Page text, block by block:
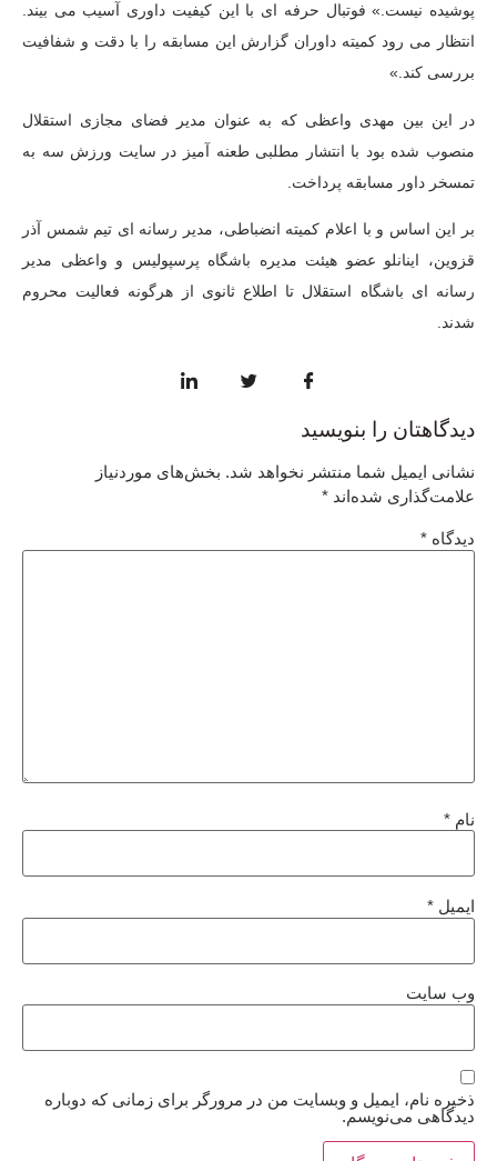
پوشیده نیست.» فوتبال حرفه ای با این کیفیت داوری آسیب می بیند.
انتظار می رود کمیته داوران گزارش این مسابقه را با دقت و شفافیت
بررسی کند.»
در این بین مهدی واعظی که به عنوان مدیر فضای مجازی استقلال
منصوب شده بود با انتشار مطلبی طعنه آمیز در سایت ورزش سه به
تمسخر داور مسابقه پرداخت.
بر این اساس و با اعلام کمیته انضباطی، مدیر رسانه ای تیم شمس آذر
قزوین، اینانلو عضو هیئت مدیره باشگاه پرسپولیس و واعظی مدیر
رسانه ای باشگاه استقلال تا اطلاع ثانوی از هرگونه فعالیت محروم
شدند.
دیدگاهتان را بنویسید
نشانی ایمیل شما منتشر نخواهد شد. بخش‌های موردنیاز
علامت‌گذاری شده‌اند *
دیدگاه *
نام *
ایمیل *
وب‌ سایت
ذخیره نام، ایمیل و وبسایت من در مرورگر برای زمانی که دوباره
دیدگاهی می‌نویسم.